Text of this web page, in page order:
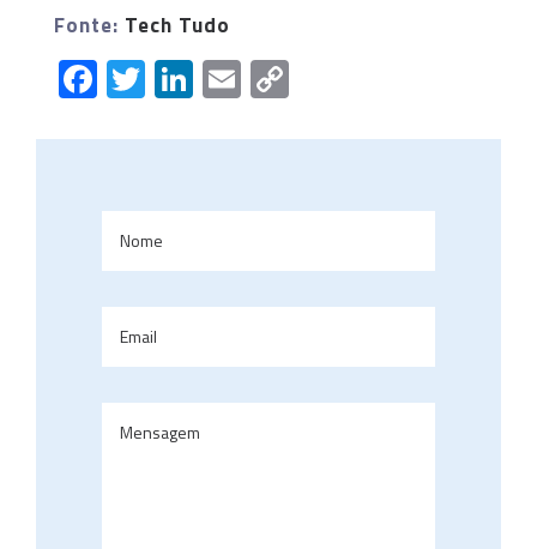
Fonte: Tech Tudo
Facebook
Twitter
LinkedIn
Email